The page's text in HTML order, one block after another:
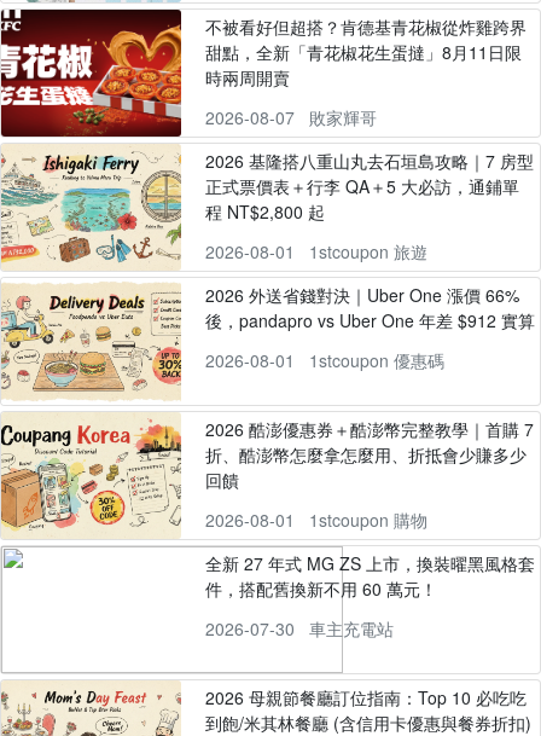
不被看好但超搭？肯德基青花椒從炸雞跨界
甜點，全新「青花椒花生蛋撻」8月11日限
時兩周開賣
2026-08-07
敗家輝哥
2026 基隆搭八重山丸去石垣島攻略｜7 房型
正式票價表＋行李 QA＋5 大必訪，通鋪單
程 NT$2,800 起
2026-08-01
1stcoupon 旅遊
2026 外送省錢對決｜Uber One 漲價 66%
後，pandapro vs Uber One 年差 $912 實算
2026-08-01
1stcoupon 優惠碼
2026 酷澎優惠券＋酷澎幣完整教學｜首購 7
折、酷澎幣怎麼拿怎麼用、折抵會少賺多少
回饋
2026-08-01
1stcoupon 購物
全新 27 年式 MG ZS 上市，換裝曜黑風格套
件，搭配舊換新不用 60 萬元！
2026-07-30
車主充電站
2026 母親節餐廳訂位指南：Top 10 必吃吃
到飽/米其林餐廳 (含信用卡優惠與餐券折扣)